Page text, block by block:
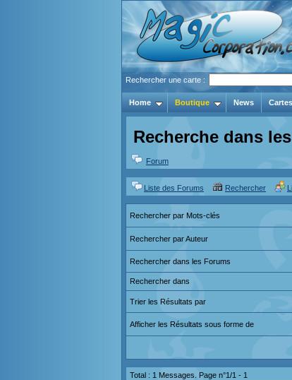
Rechercher une carte :
Home Boutique News Cartes
Recherche dans
Forum
Liste des Forums Rechercher
Rechercher par Mots-clés
Rechercher par Auteur
Rechercher dans les Forums
Rechercher dans
Trier les Résultats par
Afficher les Résultats sous forme de
Total : 1 Messages. Page n°1/1 - 1